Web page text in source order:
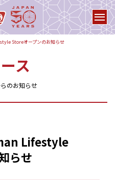
Storeオープンのお知らせ
ス
のお知らせ
Lifestyle
らせ